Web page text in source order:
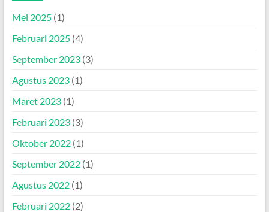
Mei 2025(1)
Februari 2025(4)
September 2023(3)
Agustus 2023(1)
Maret 2023(1)
Februari 2023(3)
Oktober 2022(1)
September 2022(1)
Agustus 2022(1)
Februari 2022(2)